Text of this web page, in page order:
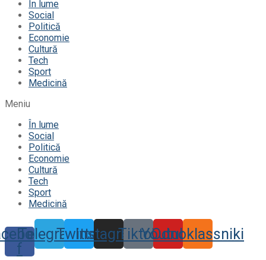
În lume
Social
Politică
Economie
Cultură
Tech
Sport
Medicină
Meniu
În lume
Social
Politică
Economie
Cultură
Tech
Sport
Medicină
f
TelegramTwitter
Instagram
TiktokYoutube
Odnoklassniki